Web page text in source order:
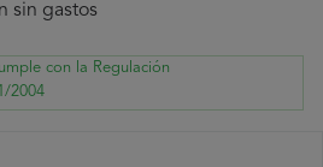
sin gastos
con la Regulación
2004